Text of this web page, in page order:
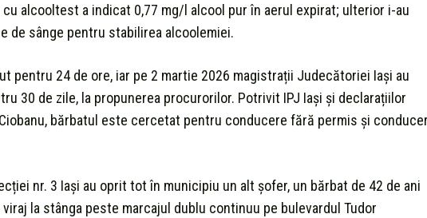
alcooltest a indicat 0,77 mg/l alcool pur în aerul expirat; ulterior i-au
de sânge pentru stabilirea alcoolemiei.
pentru 24 de ore, iar pe 2 martie 2026 magistrații Judecătoriei Iași au
30 de zile, la propunerea procurorilor. Potrivit IPJ Iași și declarațiilor
bărbatul este cercetat pentru conducere fără permis și
nr. 3 Iași au oprit tot în municipiu un alt șofer, un bărbat de 42 de ani
la stânga peste marcajul dublu continuu pe bulevardul Tudor